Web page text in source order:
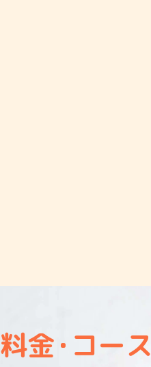
料金・コース